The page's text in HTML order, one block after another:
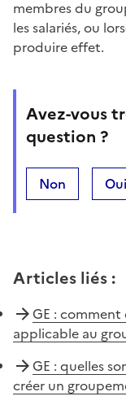
membres du
les salariés, ou
produire effet.
Avez-vous
question ?
Non Oui
Articles liés :
GE :
applicable au
GE : quelles
créer un